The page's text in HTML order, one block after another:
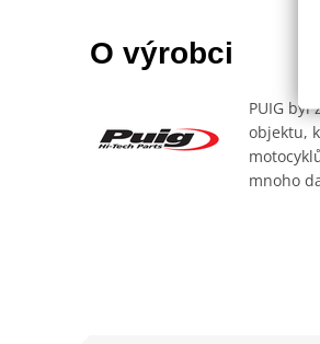
O výrobci
PUIG byl
objektu,
mnoho